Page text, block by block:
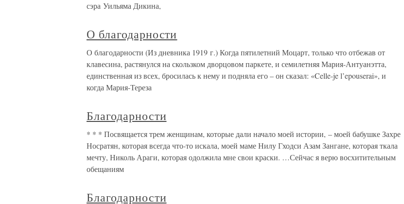
сэра Уильяма Дикина,
О благодарности
О благодарности (Из дневника 1919 г.) Когда пятилетний Моцарт, только что отбежав от
клавесина, растянулся на скользком дворцовом паркете, и семилетняя Мария-Антуанэтта,
единственная из всех, бросилась к нему и подняла его – он сказал: «Celle-je l’epouserai», и
когда Мария-Тереза
Благодарности
* * * Посвящается трем женщинам, которые дали начало моей истории, – моей бабушке Захре
Носратян, которая всегда что-то искала, моей маме Нилу Гходси Азам Зангане, которая ткала
мечту, Николь Араги, которая одолжила мне свои краски. …Сейчас я верю восхитительным
обещаниям
Благодарности